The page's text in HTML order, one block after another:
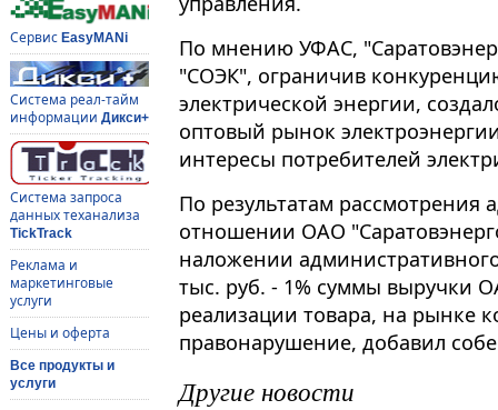
Сервис EasyMANi
Система реал-тайм
информации Дикси+
Система запроса
данных теханализа
TickTrack
Реклама и
маркетинговые
услуги
Цены и оферта
Все продукты и
услуги
По мнению УФАС,
"СОЭК", ограничив
электрической энергии,
оптовый рынок
интересы потребителей
По результатам рассмотрения
отношении ОАО
наложении
тыс. руб. - 1% суммы выручки
реализации товара, на рынке
правонарушение, добавил
Другие новости